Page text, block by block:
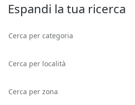
Espandi la tua ricerca
Cerca per categoria
Cerca per località
Cerca per zona